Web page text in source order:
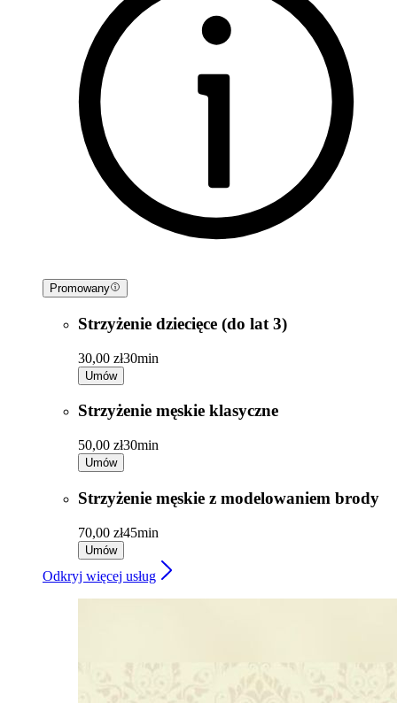
Promowany
Strzyżenie dziecięce (do lat 3)
30,00 zł30min
Umów
Strzyżenie męskie klasyczne
50,00 zł30min
Umów
Strzyżenie męskie z modelowaniem brody
70,00 zł45min
Umów
Odkryj więcej usług